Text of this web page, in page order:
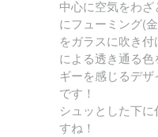
中心に空気をわざ
にフューミング(
をガラスに吹き
による透き通る
ギーを感じるデザ
です！
シュッとした下
すね！